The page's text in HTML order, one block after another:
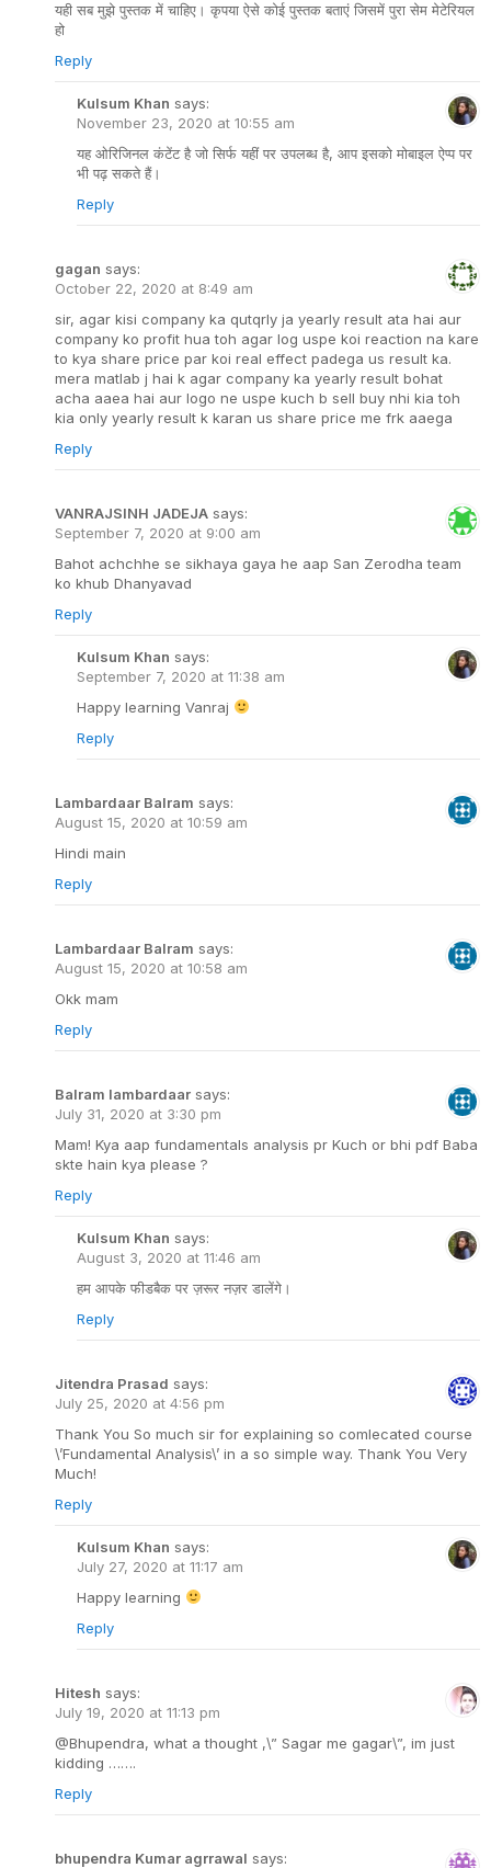
यही सब मुझे पुस्तक में चाहिए। कृपया ऐसे कोई पुस्तक बताएं जिसमें पुरा सेम मेटेरियल
हो
Reply
Kulsum Khan says:
November 23, 2020 at 10:55 am
यह ओरिजिनल कंटेंट है जो सिर्फ यहीं पर उपलब्ध है, आप इसको मोबाइल ऐप्प पर
भी पढ़ सकते हैं।
Reply
gagan says:
October 22, 2020 at 8:49 am
sir, agar kisi company ka qutqrly ja yearly result ata hai aur
company ko profit hua toh agar log uspe koi reaction na kare
to kya share price par koi real effect padega us result ka.
mera matlab j hai k agar company ka yearly result bohat
acha aaea hai aur logo ne uspe kuch b sell buy nhi kia toh
kia only yearly result k karan us share price me frk aaega
Reply
VANRAJSINH JADEJA says:
September 7, 2020 at 9:00 am
Bahot achchhe se sikhaya gaya he aap San Zerodha team
ko khub Dhanyavad
Reply
Kulsum Khan says:
September 7, 2020 at 11:38 am
Happy learning Vanraj
Reply
Lambardaar Balram says:
August 15, 2020 at 10:59 am
Hindi main
Reply
Lambardaar Balram says:
August 15, 2020 at 10:58 am
Okk mam
Reply
Balram lambardaar says:
July 31, 2020 at 3:30 pm
Mam! Kya aap fundamentals analysis pr Kuch or bhi pdf Baba
skte hain kya please ?
Reply
Kulsum Khan says:
August 3, 2020 at 11:46 am
हम आपके फीडबैक पर ज़रूर नज़र डालेंगे।
Reply
Jitendra Prasad says:
July 25, 2020 at 4:56 pm
Thank You So much sir for explaining so comlecated course
\’Fundamental Analysis\’ in a so simple way. Thank You Very
Much!
Reply
Kulsum Khan says:
July 27, 2020 at 11:17 am
Happy learning
Reply
Hitesh says:
July 19, 2020 at 11:13 pm
@Bhupendra, what a thought ,\” Sagar me gagar\”, im just
kidding …….
Reply
bhupendra Kumar agrrawal says: